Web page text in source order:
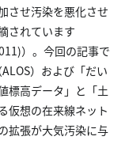
させ汚染を悪化させ
されています
）。今回の記事で
）および「だい
標高データ」と「土
仮想の在来線ネット
拡張が大気汚染に与